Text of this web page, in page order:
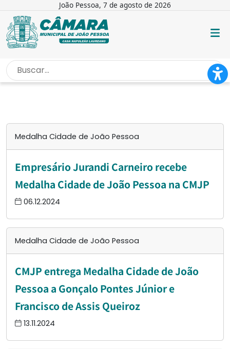
João Pessoa, 7 de agosto de 2026
INÍCIO /
Medalha Cidade de João Pessoa
Empresário Jurandi Carneiro recebe
Medalha Cidade de João Pessoa na CMJP
06.12.2024
Medalha Cidade de João Pessoa
CMJP entrega Medalha Cidade de João
Pessoa a Gonçalo Pontes Júnior e
Francisco de Assis Queiroz
13.11.2024